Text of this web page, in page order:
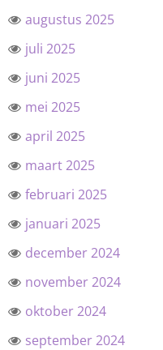
augustus 2025
juli 2025
juni 2025
mei 2025
april 2025
maart 2025
februari 2025
januari 2025
december 2024
november 2024
oktober 2024
september 2024